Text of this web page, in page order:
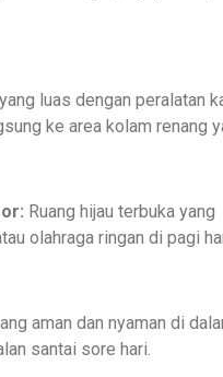
luas dengan peralatan
ke area kolam renang
Ruang hijau terbuka yang
olahraga ringan di pagi
aman dan nyaman di
santai sore hari.